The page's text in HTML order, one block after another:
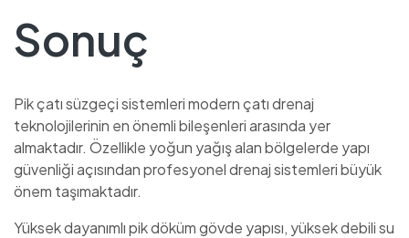
Sonuç
Pik çatı süzgeçi sistemleri modern çatı drenaj
teknolojilerinin en önemli bileşenleri arasında yer
almaktadır. Özellikle yoğun yağış alan bölgelerde yapı
güvenliği açısından profesyonel drenaj sistemleri büyük
önem taşımaktadır.
Yüksek dayanımlı pik döküm gövde yapısı, yüksek debili su